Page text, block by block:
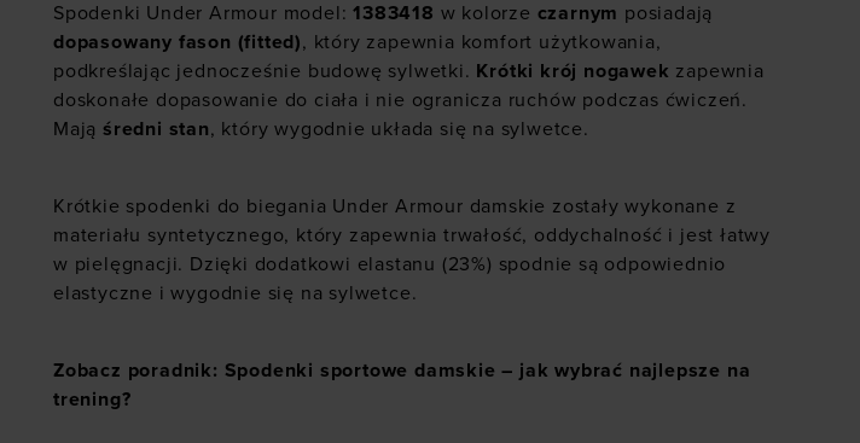
Spodenki Under Armour model:1383418 w kolorze czarnym posiadają
dopasowany fason (fitted), który zapewnia komfort użytkowania,
podkreślając jednocześnie budowę sylwetki. Krótki krój nogawek zapewnia
doskonałe dopasowanie do ciała i nie ogranicza ruchów podczas ćwiczeń.
Mają średni stan, który wygodnie układa się na sylwetce.
Krótkie spodenki do biegania Under Armour damskie zostały wykonane z
materiału syntetycznego, który zapewnia trwałość, oddychalność i jest łatwy
w pielęgnacji. Dzięki dodatkowi elastanu (23%) spodnie są odpowiednio
elastyczne i wygodnie się na sylwetce.
Zobacz poradnik: Spodenki sportowe damskie – jak wybrać najlepsze na
trening?